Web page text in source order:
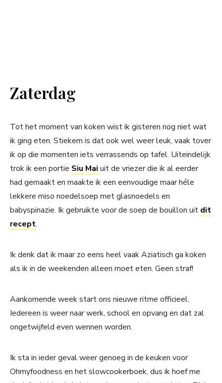
Zaterdag
Tot het moment van koken wist ik gisteren nog niet wat
ik ging eten. Stiekem is dat ook wel weer leuk, vaak tover
ik op die momenten iets verrassends op tafel. Uiteindelijk
trok ik een portie Siu Mai uit de vriezer die ik al eerder
had gemaakt en maakte ik een eenvoudige maar héle
lekkere miso noedelsoep met glasnoedels en
babyspinazie. Ik gebruikte voor de soep de bouillon uit dit
recept.
Ik denk dat ik maar zo eens heel vaak Aziatisch ga koken
als ik in de weekenden alleen moet eten. Geen straf!
Aankomende week start ons nieuwe ritme officieel.
Iedereen is weer naar werk, school en opvang en dat zal
ongetwijfeld even wennen worden.
Ik sta in ieder geval weer genoeg in de keuken voor
Ohmyfoodness en het slowcookerboek, dus ik hoef me